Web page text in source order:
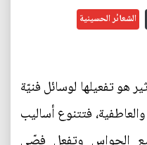
الشعائر الحسينية
هو تفعيلها لوسائل فنيّة
فتتنوع أساليب